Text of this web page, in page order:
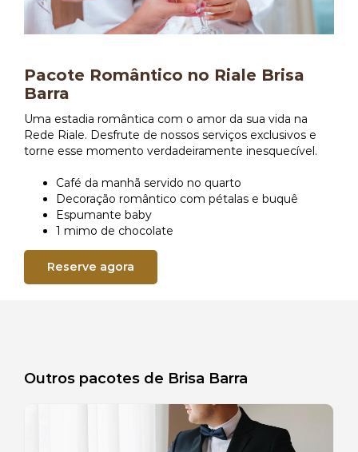
RIALE IMPERIAL FLAMENGO
RIALE VILAMAR COPACABANA
PROGRAMAÇÃO
GRUPOS
FOTOS
GALERIA RIALE IMPERIAL FLAMENGO
GALERIA RIALE VILAMAR COPACABANA
CADASTRO
CADASTRO SEM FATURAMENTO
CONTATO
Pacote Romântico no Riale Brisa
Barra
Uma estadia romântica com o amor da sua vida na
Rede Riale. Desfrute de nossos serviços exclusivos e
torne esse momento verdadeiramente inesquecível.
Café da manhã servido no quarto
Decoração romântico com pétalas e buquê
Espumante baby
1 mimo de chocolate
Reserve agora
Outros pacotes de Brisa Barra